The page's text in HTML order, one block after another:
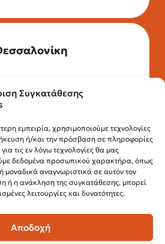
Συγκατάθεσης
εμπειρία, χρησιμοποιούμε τεχνολογίες
ή/και την πρόσβαση σε πληροφορίες
τις εν λόγω τεχνολογίες θα μας
δεδομένα προσωπικού χαρακτήρα, όπως
αναγνωριστικά σε αυτόν τον
ή η ανάκληση της συγκατάθεσης, μπορεί
λειτουργίες και δυνατότητες.
Αποδοχή
2315 525 020
210 32 15 644
3ος όροφος, 54622,
Θεσσαλονίκη
λειτουργίας:
10:00 –14:00